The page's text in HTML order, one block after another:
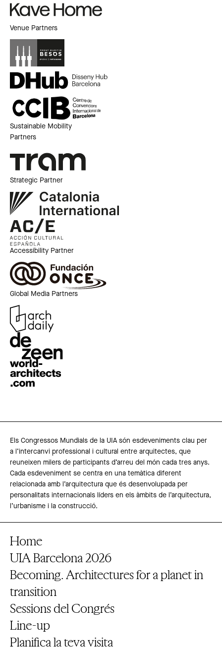
Venue Partners
Sustainable Mobility
Partners
Strategic Partner
Accessibility Partner
Global Media Partners
Els Congressos Mundials de la UIA són esdeveniments clau per
a l’intercanvi professional i cultural entre arquitectes, que
reuneixen milers de participants d’arreu del món cada tres anys.
Cada esdeveniment se centra en una temàtica diferent
relacionada amb l’arquitectura que és desenvolupada per
personalitats internacionals líders en els àmbits de l’arquitectura,
l’urbanisme i la construcció.
Home
UIA Barcelona 2026
Becoming. Architectures for a planet in
transition
Sessions del Congrés
Line-up
Planifica la teva visita